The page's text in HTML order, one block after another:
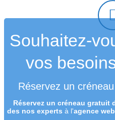
Souhaitez-
vos
Réservez un
Réservez un créneau gratuit
des nos experts à l'agence